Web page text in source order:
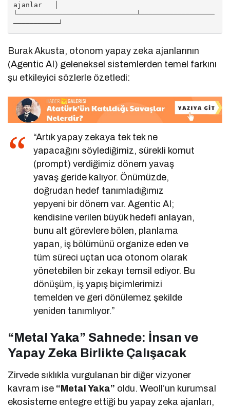
ajanlar   │
└─────────────────────────────┴──────────────────
Burak Akusta, otonom yapay zeka ajanlarının
(Agentic AI) geleneksel sistemlerden temel farkını
şu etkileyici sözlerle özetledi:
“Artık yapay zekaya tek tek ne
yapacağını söylediğimiz, sürekli komut
(prompt) verdiğimiz dönem yavaş
yavaş geride kalıyor. Önümüzde,
doğrudan hedef tanımladığımız
yepyeni bir dönem var. Agentic AI;
kendisine verilen büyük hedefi anlayan,
bunu alt görevlere bölen, planlama
yapan, iş bölümünü organize eden ve
tüm süreci uçtan uca otonom olarak
yönetebilen bir zekayı temsil ediyor. Bu
dönüşüm, iş yapış biçimlerimizi
temelden ve geri dönülemez şekilde
yeniden tanımlıyor.”
“Metal Yaka” Sahnede: İnsan ve
Yapay Zeka Birlikte Çalışacak
Zirvede sıklıkla vurgulanan bir diğer vizyoner
kavram ise “Metal Yaka” oldu. Weoll’un kurumsal
ekosisteme entegre ettiği bu yapay zeka ajanları,